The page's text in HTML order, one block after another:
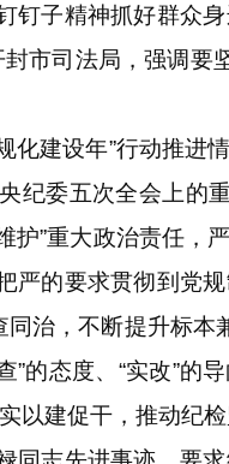
子精神抓好群众
市司法局，强调要
建设年”行动推进
委五次全会上的
”重大政治责任，
的要求贯彻到党
治，不断提升标本
的态度、“实改”的
以建促干，推动纪检